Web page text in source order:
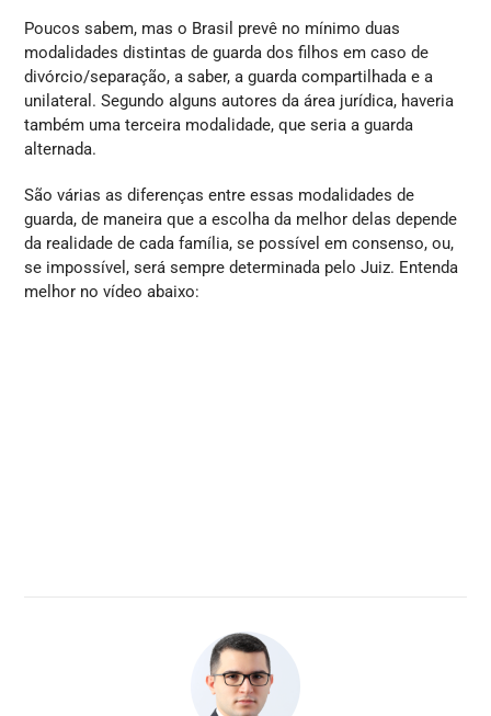
Poucos sabem, mas o Brasil prevê no mínimo duas
modalidades distintas de guarda dos filhos em caso de
divórcio/separação, a saber, a guarda compartilhada e a
unilateral. Segundo alguns autores da área jurídica, haveria
também uma terceira modalidade, que seria a guarda
alternada.
São várias as diferenças entre essas modalidades de
guarda, de maneira que a escolha da melhor delas depende
da realidade de cada família, se possível em consenso, ou,
se impossível, será sempre determinada pelo Juiz. Entenda
melhor no vídeo abaixo: